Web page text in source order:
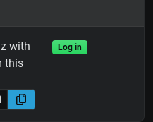
with
this
Log in